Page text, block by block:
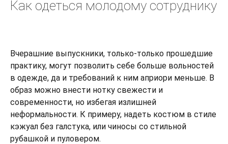
Как одеться молодому сотруднику
Вчерашние выпускники, только-только прошедшие
практику, могут позволить себе больше вольностей
в одежде, да и требований к ним априори меньше. В
образ можно внести нотку свежести и
современности, но избегая излишней
неформальности. К примеру, надеть костюм в стиле
кэжуал без галстука, или чиносы со стильной
рубашкой и пуловером.